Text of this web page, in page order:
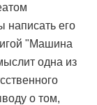
написать его
"Машина
одна из
о том,